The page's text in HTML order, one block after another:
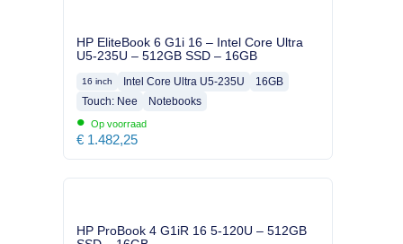
HP EliteBook 6 G1i 16 – Intel Core Ultra
U5-235U – 512GB SSD – 16GB
16 inch Intel Core Ultra U5-235U
16GB
Touch: Nee
Notebooks
• Op voorraad
€ 1.482,25
HP ProBook 4 G1iR 16 5-120U – 512GB